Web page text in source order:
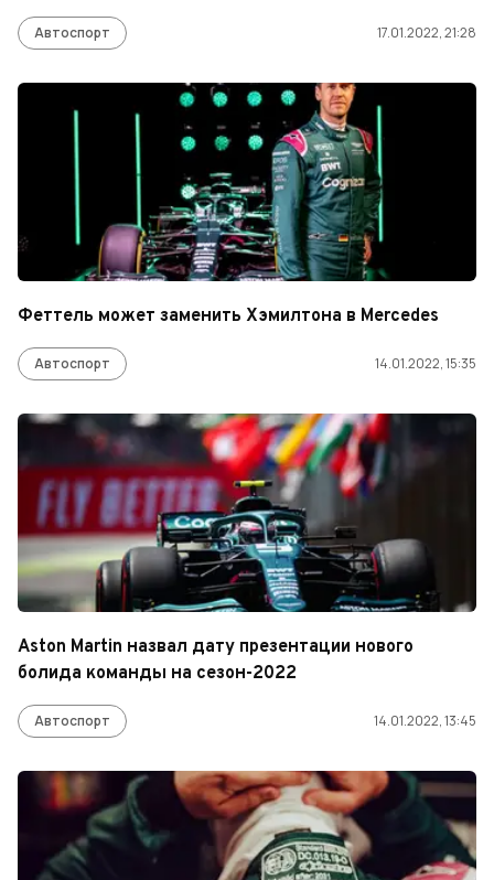
Автоспорт 17.01.2022, 21:28
Феттель может заменить Хэмилтона в Mercedes
Автоспорт 14.01.2022, 15:35
Aston Martin назвал дату презентации нового
болида команды на сезон-2022
Автоспорт 14.01.2022, 13:45